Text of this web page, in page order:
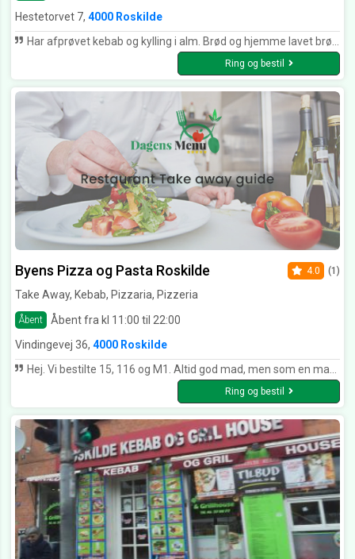
Hestetorvet 7, 4000 Roskilde
Har afprøvet kebab og kylling i alm. Brød og hjemme lavet brød og Div. Pizza stykker gennem flere år og har aldrig haft noget at klage vildt over. Skal ‼️ jeg finde noget så skal det være at de bæger man får med hjem med majo osv. De er temmelig svære at åbne 😛 Den chili man får med er ikke sååå stærk. Og kyllingekødet ville blive endnu mere lækkert hvis det lige fik lidt grill krydderi Men intet så galt at man ikke kommer igen. 😊
Ring og bestil
Byens Pizza og Pasta Roskilde
Take Away, Kebab, Pizzaria, Pizzeria
Åbent Åbent fra kl 11:00 til 22:00
4.0 (1)
Vindingevej 36, 4000 Roskilde
Hej. Vi bestilte 15, 116 og M1. Altid god mad, men som en mad kender som jeg er. Er i begyndt at bruge allehånde og nellike i jeres burger op til julen. Så hold lidt igen, de var lige til den søde side.... Vh Kim Holgersen
Ring og bestil